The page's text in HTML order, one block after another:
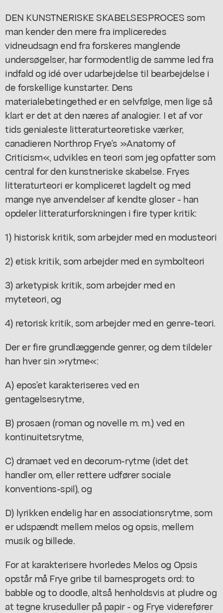
DEN KUNSTNERISKE SKABELSESPROCES som
man kender den mere fra impliceredes
vidneudsagn end fra forskeres manglende
undersøgelser, har formodentlig de samme led fra
indfald og idé over udarbejdelse til bearbejdelse i
de forskellige kunstarter. Dens
materialebetingethed er en selvfølge, men lige så
klart er det at den næres af analogier. I et af vor
tids genialeste litteraturteoretiske værker,
canadieren Northrop Frye's »Anatomy of
Criticism«, udvikles en teori som jeg opfatter som
central for den kunstneriske skabelse. Fryes
litteraturteori er kompliceret lagdelt og med
mange nye anvendelser af kendte gloser - han
opdeler litteraturforskningen i fire typer kritik:
1) historisk kritik, som arbejder med en modusteori
2) etisk kritik, som arbejder med en symbolteori
3) arketypisk kritik, som arbejder med en
myteteori, og
4) retorisk kritik, som arbejder med en genre-teori.
Der er fire grundlæggende genrer, og dem tildeler
han hver sin »rytme«:
A) epos'et karakteriseres ved en
gentagelsesrytme,
B) prosaen (roman og novelle m. m.) ved en
kontinuitetsrytme,
C) dramaet ved en decorum-rytme (idet det
handler om, eller rettere udfører sociale
konventions-spil), og
D) lyrikken endelig har en associationsrytme, som
er udspændt mellem melos og opsis, mellem
musik og billede.
For at karakterisere hvorledes Melos og Opsis
opstår må Frye gribe til barnesprogets ord: to
babble og to doodle, altså henholdsvis at pludre og
at tegne kruseduller på papir - og Frye viderefører